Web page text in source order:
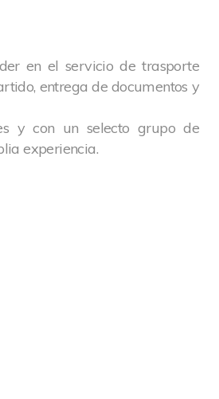
en el servicio de trasporte
entrega de documentos y
y con un selecto grupo de
experiencia.